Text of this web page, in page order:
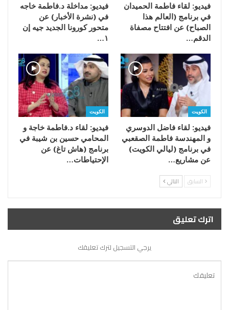
فيديو: لقاء فاطمة الحميدان
في برنامج (العالم هذا
الصباح) عن افتتاح مصفاة
الدقم…
فيديو: مداخلة د.فاطمة خاجه
في (نشرة الأخبار) عن
متحور كورونا الجديد جيه إن
١…
الكويت
فيديو: لقاء فاضل الدوسري
و المهندسة فاطمة الصقعبي
في برنامج (ليالي الكويت)
عن مشاريع…
الكويت
فيديو: لقاء د.فاطمة خاجة و
المحامي حسين بن شيبة في
برنامج (هاش تاغ) عن
الإحتياطات…
السابق التالي
اترك تعليق
يرجي التسجيل لترك تعليقك